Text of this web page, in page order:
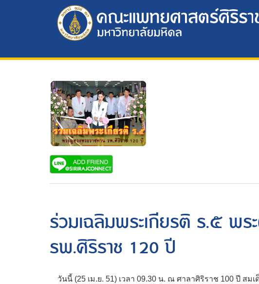
ร่วมเฉลิมพระเกียรติ ร.๕ พร
รพ.ศิริราช 120 ปี
วันนี้ (25 เม.ย. 51) เวลา 09.30 น. ณ ศาลาศิริราช 100 ปี สม